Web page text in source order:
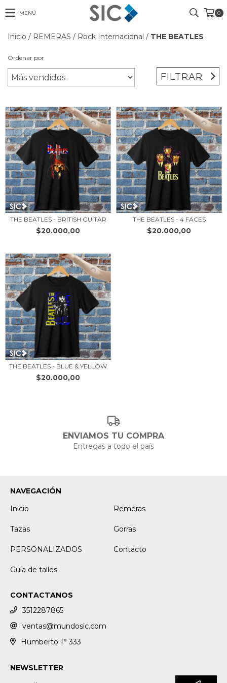
MENÚ 0
Inicio / REMERAS / Rock Internacional / THE BEATLES
Ordenar por
FILTRAR
THE BEATLES - BRITISH GUITAR
$20.000,00
THE BEATLES - 4 FACES
$20.000,00
THE BEATLES - BLUE & YELLOW
$20.000,00
ENVIAMOS TU COMPRA
Entregas a todo el país
NAVEGACIÓN
Inicio
Remeras
Tazas Gorras
PERSONALIZADOS Contacto
Guía de talles
CONTACTANOS
3512287865
ventas@mundosic.com
Humberto 1° 333
NEWSLETTER